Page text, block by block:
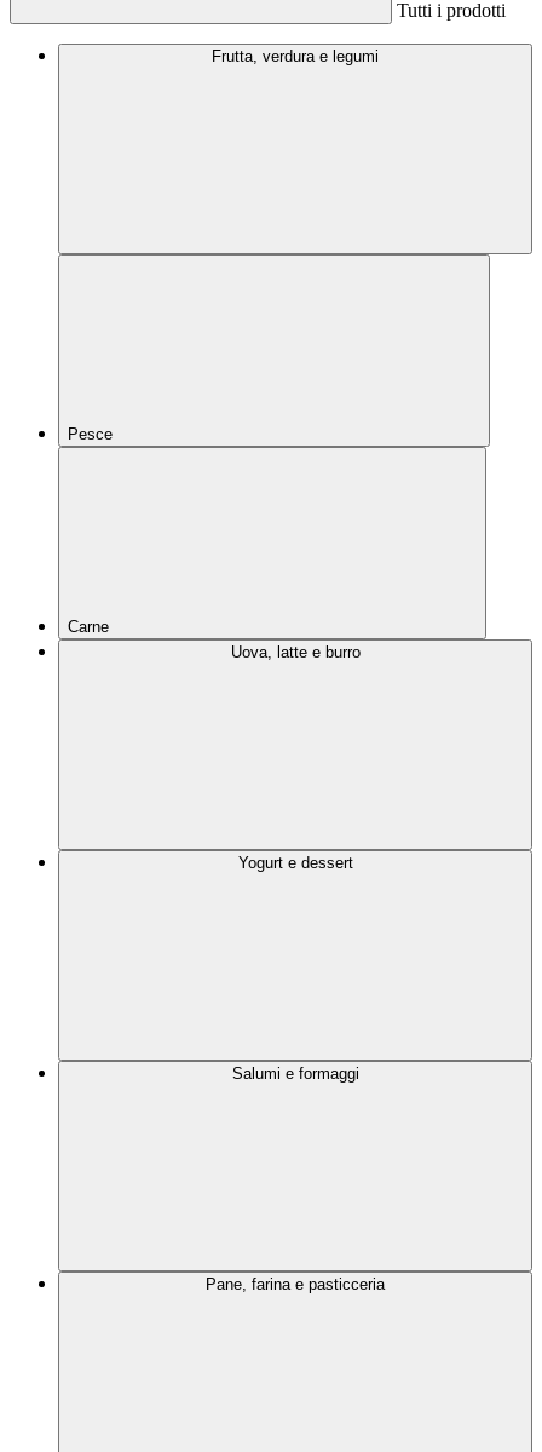
Tutti i prodotti
Frutta, verdura e legumi
Pesce
Carne
Uova, latte e burro
Yogurt e dessert
Salumi e formaggi
Pane, farina e pasticceria